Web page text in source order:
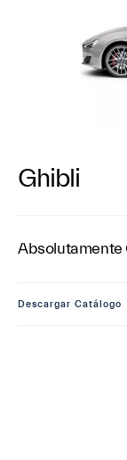
Ghibli
Absolutamente
Descargar Catálogo